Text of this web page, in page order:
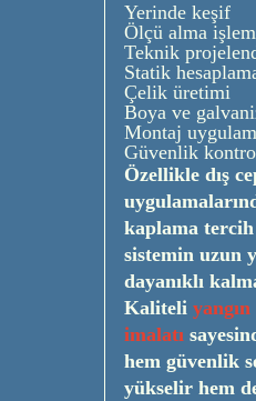
Yerinde keşif
Ölçü alma
Teknik
Statik
Çelik üretimi
Boya ve
Montaj
Güvenlik
Özellikle dış
kaplama
sistemin uzun
dayanıklı
Kaliteli
imalatı
hem güvenlik
yükselir hem